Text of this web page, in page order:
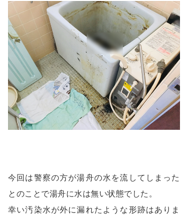
今回は警察の方が湯舟の水を流してしまった
とのことで湯舟に水は無い状態でした。
幸い汚染水が外に漏れたような形跡はありま